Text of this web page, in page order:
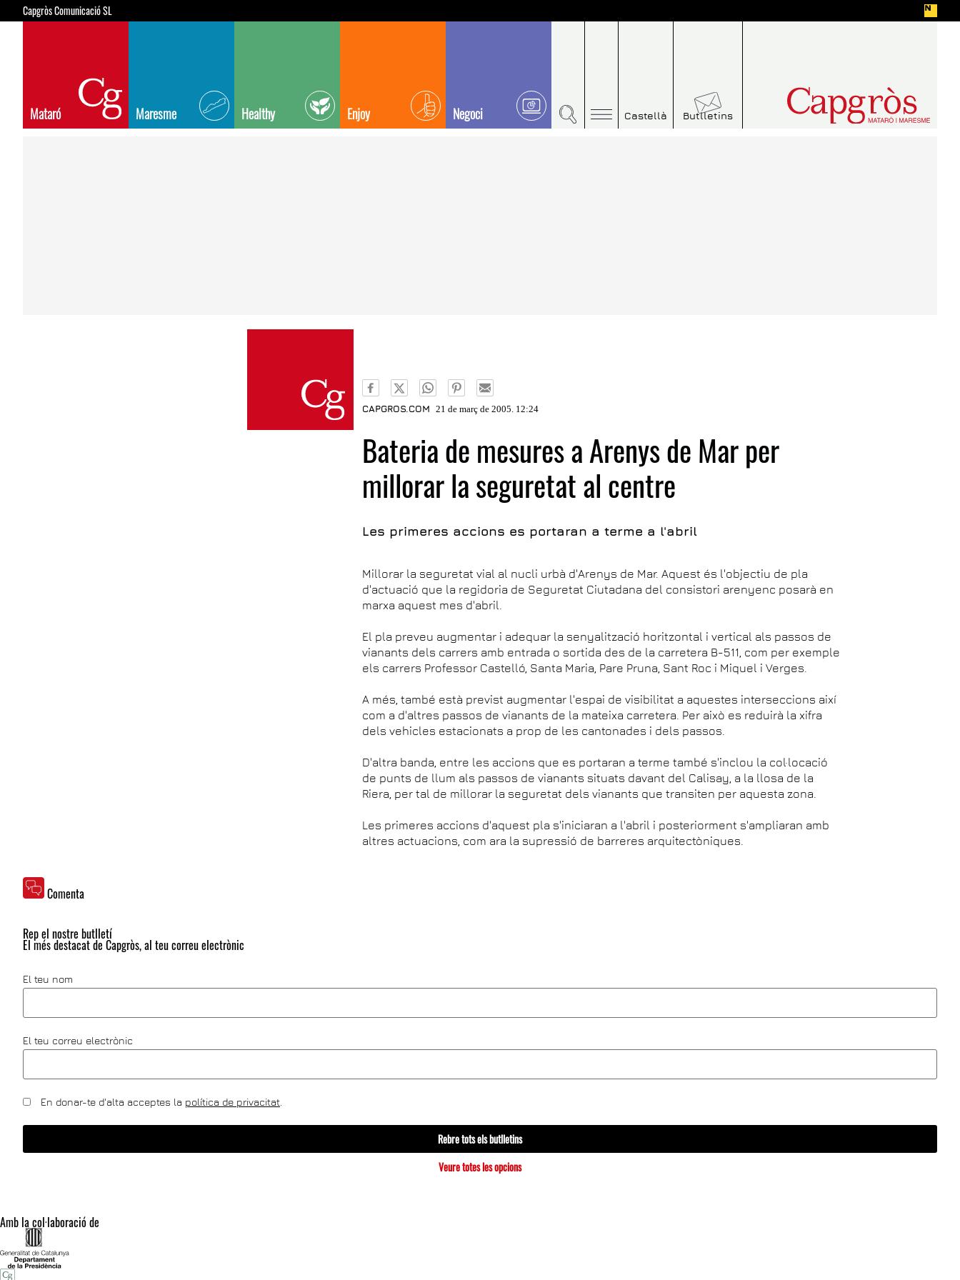
Capgròs Comunicació SL
Mataró Maresme Healthy Enjoy Negoci Castellà Butlletins
CAPGROS.COM 21 de març de 2005. 12:24
Bateria de mesures a Arenys de Mar per
millorar la seguretat al centre
Les primeres accions es portaran a terme a l'abril
Millorar la seguretat vial al nucli urbà d'Arenys de Mar. Aquest és l'objectiu de pla
d'actuació que la regidoria de Seguretat Ciutadana del consistori arenyenc posarà en
marxa aquest mes d'abril.
El pla preveu augmentar i adequar la senyalització horitzontal i vertical als passos de
vianants dels carrers amb entrada o sortida des de la carretera B-511, com per exemple
els carrers Professor Castelló, Santa Maria, Pare Pruna, Sant Roc i Miquel i Verges.
A més, també està previst augmentar l'espai de visibilitat a aquestes interseccions així
com a d'altres passos de vianants de la mateixa carretera. Per això es reduirà la xifra
dels vehicles estacionats a prop de les cantonades i dels passos.
D'altra banda, entre les accions que es portaran a terme també s'inclou la col·locació
de punts de llum als passos de vianants situats davant del Calisay, a la llosa de la
Riera, per tal de millorar la seguretat dels vianants que transiten per aquesta zona.
Les primeres accions d'aquest pla s'iniciaran a l'abril i posteriorment s'ampliaran amb
altres actuacions, com ara la supressió de barreres arquitectòniques.
Comenta
Rep el nostre butlletí
El més destacat de Capgròs, al teu correu electrònic
El teu nom
El teu correu electrònic
En donar-te d'alta acceptes la política de privacitat
Rebre tots els butlletins
Veure totes les opcions
Amb la col·laboració de